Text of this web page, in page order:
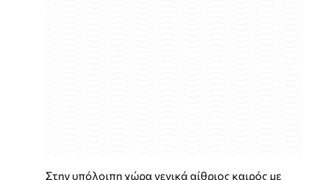
Στην υπόλοιπη χώρα γενικά αίθριος καιρός με